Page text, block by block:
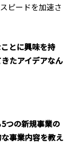
ピードを加速さ
とに興味を持
たアイデアなん
つの新規事業の
事業内容を教え